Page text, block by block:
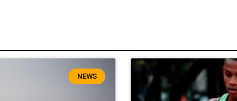
NEWS